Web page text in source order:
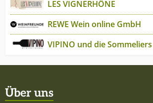
LES VIGNERHÔNE
REWE Wein online GmbH
VIPINO und die Sommeliers
Über uns